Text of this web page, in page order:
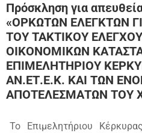
Πρόσκληση για
«ΟΡΚΩΤΩΝ ΕΛΕΓΚΤΩΝ
ΤΟΥ ΤΑΚΤΙΚΟΥ
ΟΙΚΟΝΟΜΙΚΩΝ
ΕΠΙΜΕΛΗΤΗΡΙΟΥ
ΑΝ.ΕΤ.Ε.Κ. ΚΑΙ ΤΩΝ
ΑΠΟΤΕΛΕΣΜΑΤΩΝ ΤΟΥ
Το Επιμελητήριου